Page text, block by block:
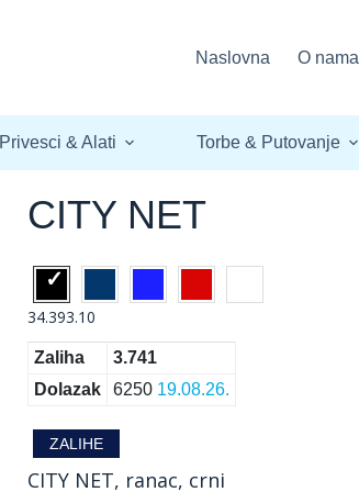
Naslovna O nama
Privesci & Alati Torbe & Putovanje
CITY NET
34.393.10
Zaliha
3.741
Dolazak
6250 19.08.26.
ZALIHE
CITY NET, ranac, crni